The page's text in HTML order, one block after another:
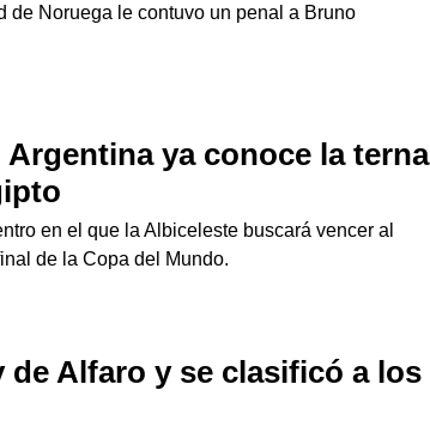
Noruega le contuvo un penal a Bruno
ya conoce la terna
en el que la Albiceleste buscará vencer al
de la Copa del Mundo.
de Alfaro y se clasificó a los